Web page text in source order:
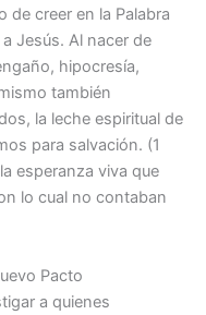
de creer en la Palabra
Jesús. Al nacer de
hipocresía,
también
la leche espiritual de
para salvación. (1
esperanza viva que
lo cual no contaban
Pacto
a quienes